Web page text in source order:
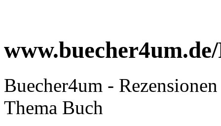
Buecher4um -
Thema Buch